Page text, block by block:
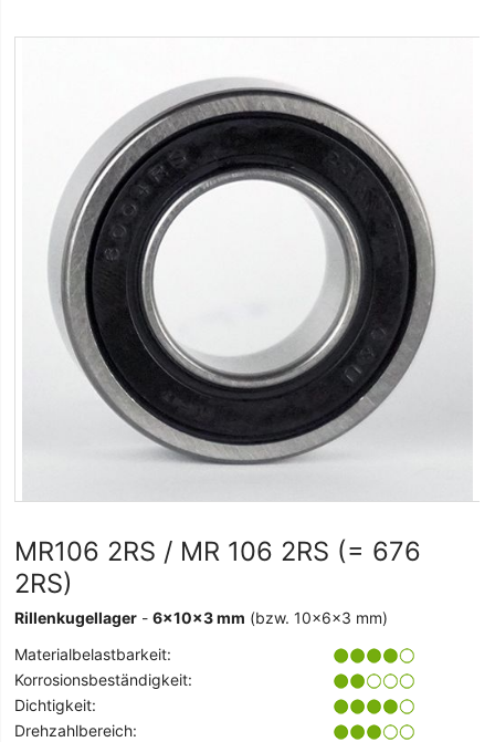
MR106 2RS / MR 106 2RS (= 676
2RS)
Rillenkugellager -6x10x3 mm (bzw. 10x6x3 mm)
Materialbelastbarkeit:
Korrosionsbeständigkeit:
Dichtigkeit:
Drehzahlbereich: